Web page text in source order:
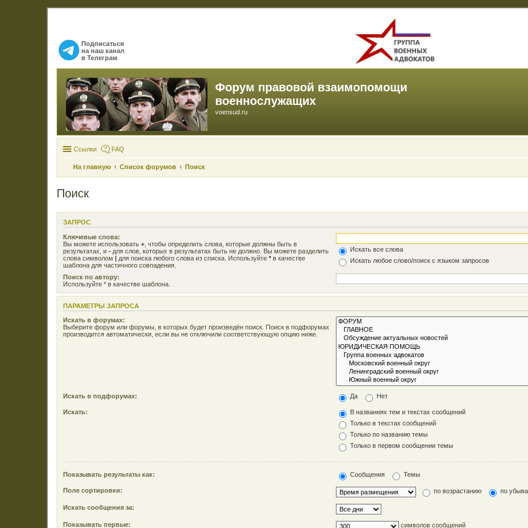
Подписаться
на наш канал
в Телеграм
Форум правовой взаимопомощи
военнослужащих
voensud.ru
Ссылки FAQ
На главную Список форумов Поиск
Поиск
ЗАПРОС
Ключевые слова:
Вы можете использовать + , чтобы определить слова, которые должны быть в
результатах, и - для слов, которых в результатах быть не должно. Вы можете разделить
слова символом | для поиска любого слова из списка. Используйте * в качестве
шаблона для частичного совпадения.
Искать все слова
Искать любое слово/поиск с языком запросов
Поиск по автору:
Используйте * в качестве шаблона.
ПАРАМЕТРЫ ЗАПРОСА
Искать в форумах:
Выберите форум или форумы, в которых будет произведён поиск. Поиск в подфорумах
производится автоматически, если вы не отключили соответствующую опцию ниже.
Искать в подфорумах: Да Нет
Искать:
В названиях тем и текстах сообщений
Только в текстах сообщений
Только по названию темы
Только в первом сообщении темы
Показывать результаты как: Сообщения Темы
Поле сортировки: по возрастанию по
Искать сообщения за:
Показывать первые: символов сообщений